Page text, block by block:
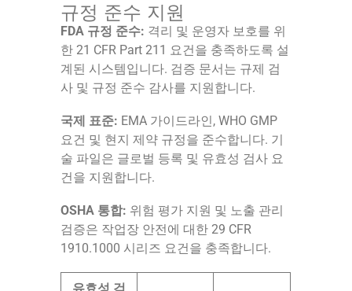
규정 준수 지원
FDA 규정 준수: 격리 및 운영자 보호를 위
한 21 CFR Part 211 요건을 충족하도록 설
계된 시스템입니다. 검증 문서는 규제 검
사 및 규정 준수 감사를 지원합니다.
국제 표준: EMA 가이드라인, WHO GMP
요건 및 현지 제약 규정을 준수합니다. 기
술 파일은 글로벌 등록 및 유효성 검사 요
건을 지원합니다.
OSHA 통합: 위험 평가 지원 및 노출 관리
검증은 작업장 안전에 대한 29 CFR
1910.1000 시리즈 요건을 충족합니다.
유효성 검